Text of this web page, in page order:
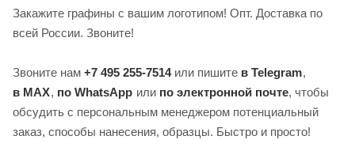
Закажите графины с вашим логотипом! Опт. Доставка по
всей России. Звоните!
Звоните нам +7 495 255-7514или пишите в Telegram,
в MAX, по WhatsApp или по электронной почте, чтобы
обсудить с персональным менеджером потенциальный
заказ, способы нанесения, образцы. Быстро и просто!